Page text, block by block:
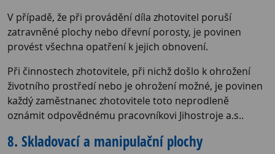
V případě, že při provádění díla zhotovitel poruší
zatravněné plochy nebo dřevní porosty, je povinen
provést všechna opatření k jejich obnovení.
Při činnostech zhotovitele, při nichž došlo k ohrožení
životního prostředí nebo je ohrožení možné, je povinen
každý zaměstnanec zhotovitele toto neprodleně
oznámit odpovědnému pracovníkovi Jihostroje a.s..
8. Skladovací a manipulační plochy